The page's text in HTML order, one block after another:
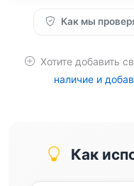
Как мы
Хотите добавить
наличие и
Как